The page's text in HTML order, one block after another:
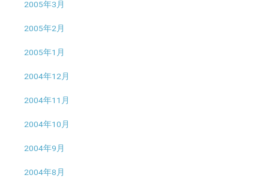
2005年3月
2005年2月
2005年1月
2004年12月
2004年11月
2004年10月
2004年9月
2004年8月